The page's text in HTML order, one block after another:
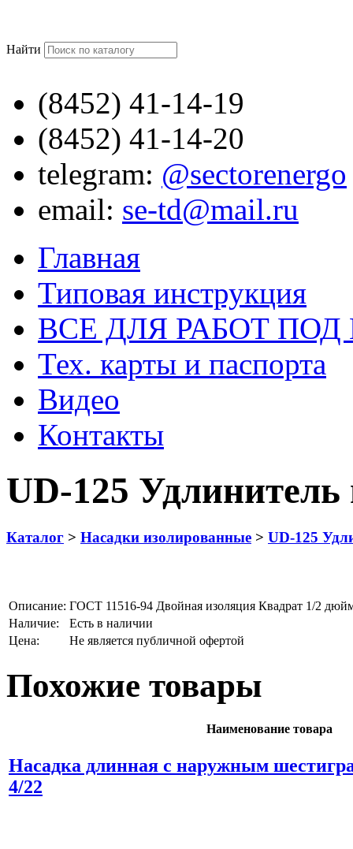
Найти
(8452) 41-14-19
(8452) 41-14-20
telegram: @sectorenergo
email: se-td@mail.ru
Главная
Типовая инструкция
ВСЕ ДЛЯ РАБОТ
Тех. карты и паспорта
Видео
Контакты
UD-125
Каталог > Насадки изолированные > UD-125
Описание: ГОСТ 11516-94 Двойная изоляция Квадрат 1/2
Наличие:
Есть в наличии
Цена:
Не является публичной офертой
Похожие товары
Наименование товара
Насадка длинная с наружным
4/22